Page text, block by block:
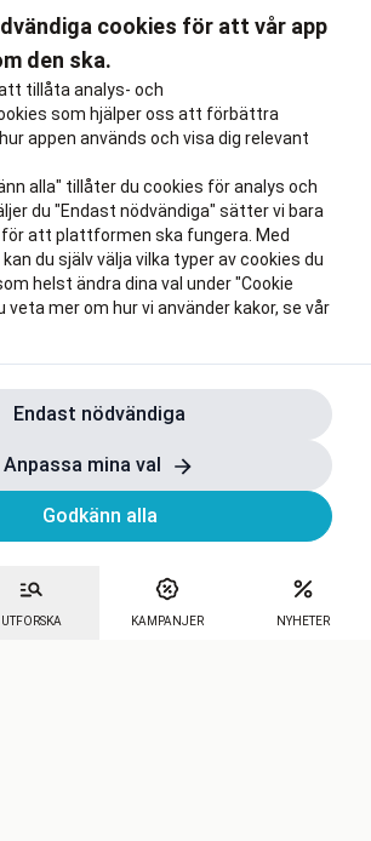
UTFORSKA KAMPANJER NYHETER
Ingen
cookies för att vår app
den ska.
tillåta analys- och
som hjälper oss att förbättra
appen används och visa dig relevant
alla" tillåter du cookies för analys och
du "Endast nödvändiga" sätter vi bara
att plattformen ska fungera. Med
du själv välja vilka typer av cookies du
helst ändra dina val under "Cookie
veta mer om hur vi använder kakor, se vår
Endast nödvändiga
Anpassa mina val
Godkänn alla